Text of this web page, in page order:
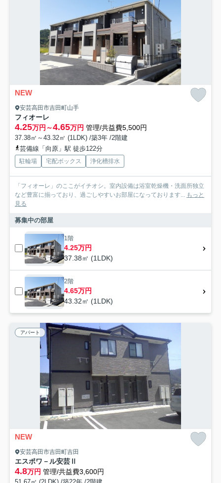
NEW
安芸高田市吉田町山手
フィオーレ
4.25万円～4.65万円 管理/共益費5,500円
37.38㎡～43.32㎡ (1LDK) /築3年 /2階建
芸備線「向原」駅 徒歩122分
駐輪場 宅配ボックス 浄化槽排水
「フィオーレ」のここがイチオシ。室内設備は浴室乾燥機・洗面所独立
など豊富に揃っており、過ごしやすいお部屋になっております...
もっと
見る
募集中の部屋
1階
4.25万円
37.38㎡ (1LDK)
2階
4.65万円
43.32㎡ (1LDK)
アパート
NEW
安芸高田市吉田町吉田
エスポワ－ル安芸Ⅱ
4.8万円 管理/共益費3,600円